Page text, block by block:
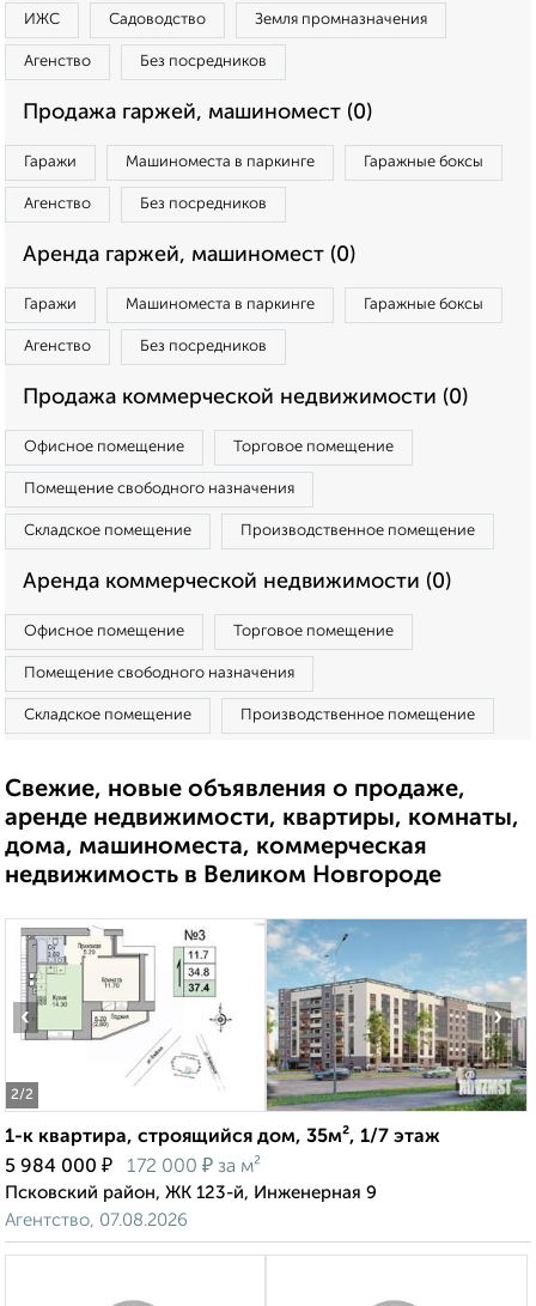
ИЖС Садоводство Земля промназначения
Агенство Без посредников
Продажа гаржей, машиномест (0)
Гаражи Машиноместа в паркинге Гаражные боксы
Агенство Без посредников
Аренда гаржей, машиномест (0)
Гаражи Машиноместа в паркинге Гаражные боксы
Агенство Без посредников
Продажа коммерческой недвижимости (0)
Офисное помещение Торговое помещение
Помещение свободного назначения
Складское помещение Производственное помещение
Аренда коммерческой недвижимости (0)
Офисное помещение Торговое помещение
Помещение свободного назначения
Складское помещение Производственное помещение
Свежие, новые объявления о продаже,
аренде недвижимости, квартиры, комнаты,
дома, машиноместа, коммерческая
недвижимость в Великом Новгороде
2/2
‹ ›
1-к квартира, строящийся дом, 35м², 1/7 этаж
5 984 000 ₽ 172 000 ₽ за м²
Псковский район, ЖК 123-й, Инженерная 9
Агентство, 07.08.2026